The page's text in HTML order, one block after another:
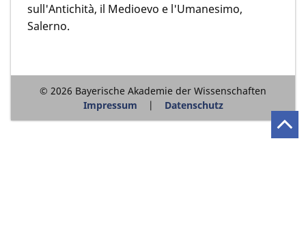
sull'Antichità, il Medioevo e l'Umanesimo,
Salerno.
© 2026 Bayerische Akademie der Wissenschaften
Impressum
Datenschutz